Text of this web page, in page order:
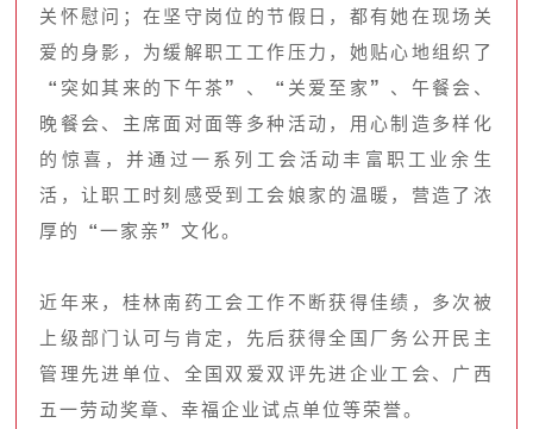
关怀慰问；在坚守岗位的节假日，都有她在现场关
爱的身影，为缓解职工工作压力，她贴心地组织了
“突如其来的下午茶”、“关爱至家”、午餐会、
晚餐会、主席面对面等多种活动，用心制造多样化
的惊喜，并通过一系列工会活动丰富职工业余生
活，让职工时刻感受到工会娘家的温暖，营造了浓
厚的“一家亲”文化。
近年来，桂林南药工会工作不断获得佳绩，多次被
上级部门认可与肯定，先后获得全国厂务公开民主
管理先进单位、全国双爱双评先进企业工会、广西
五一劳动奖章、幸福企业试点单位等荣誉。